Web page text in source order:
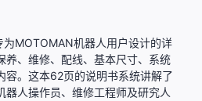
MOTOMAN机器人用户设计的详
养、维修、配线、基本尺寸、系统
容。这本62页的说明书系统讲解了
器人操作员、维修工程师及研究人